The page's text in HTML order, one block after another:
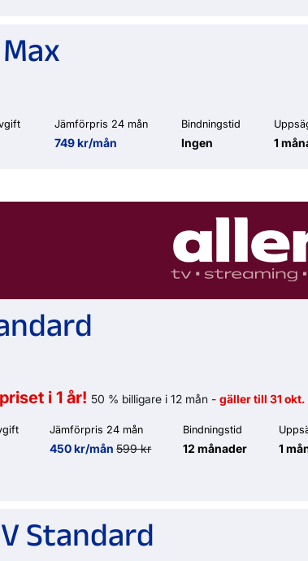
Jämförpris 24 mån
749 kr/mån
Bindningstid
Ingen 1
i 1 år! 50 % billigare i 12 mån -gäller till 31 okt.
Jämförpris 24 mån
450 kr/mån 599 kr
Bindningstid
12 månader 1
Standard